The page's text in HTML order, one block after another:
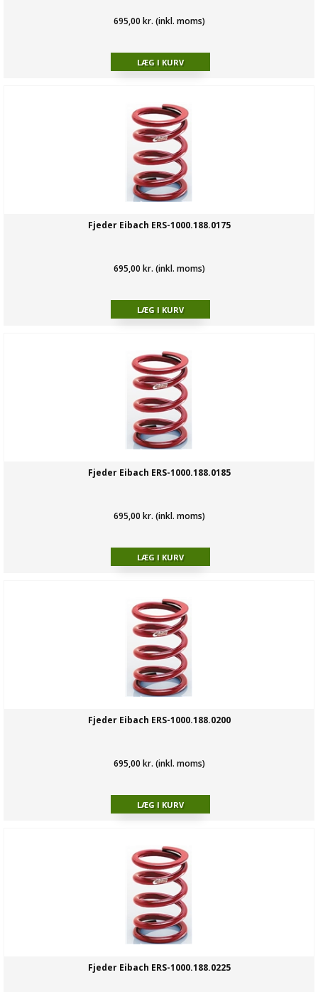
695,00 kr. (inkl. moms)
Fjeder Eibach ERS-1000.188.0175
695,00 kr. (inkl. moms)
Fjeder Eibach ERS-1000.188.0185
695,00 kr. (inkl. moms)
Fjeder Eibach ERS-1000.188.0200
695,00 kr. (inkl. moms)
Fjeder Eibach ERS-1000.188.0225